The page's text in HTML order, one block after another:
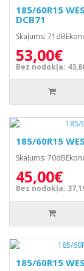
185/60R15
DCB71
Skaļums:
53,00€
Bez nodokļa:
185/60R15
Skaļums:
45,00€
Bez nodokļa:
185/60R15